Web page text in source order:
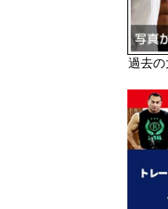
過去の